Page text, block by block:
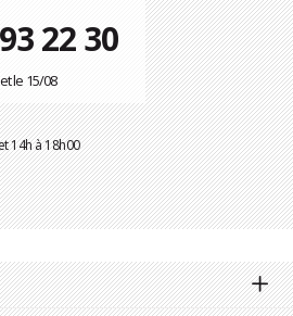
22 30
le 15/08
14h à 18h00